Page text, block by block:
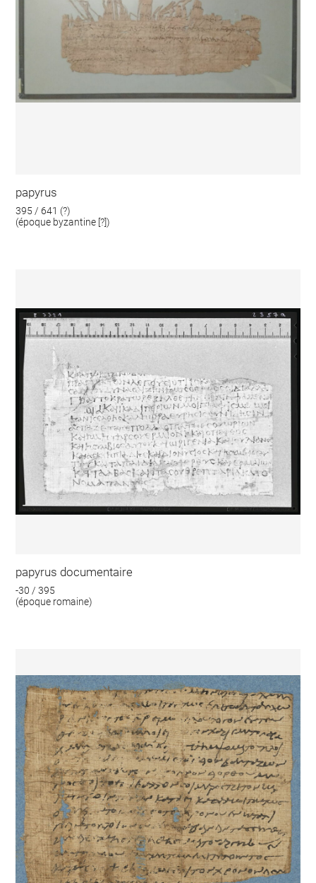
papyrus
395 / 641 (?)
(époque byzantine [?])
papyrus documentaire
-30 / 395
(époque romaine)